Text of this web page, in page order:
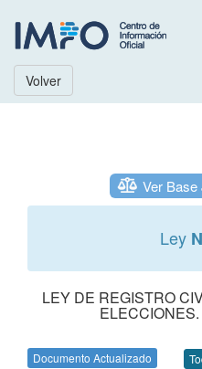
Volver
Ver
Ley
LEY DE REGISTRO
Documento Actualizado